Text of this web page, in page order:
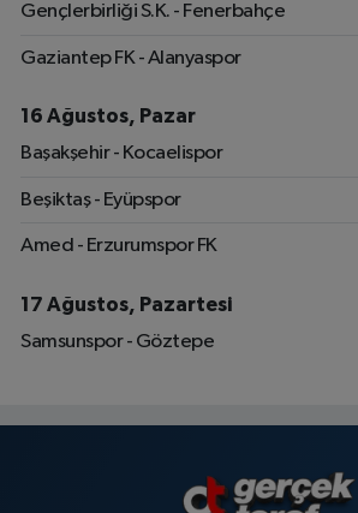
Gençlerbirliği S.K. - Fenerbahçe
Gaziantep FK - Alanyaspor
16 Ağustos, Pazar
Başakşehir - Kocaelispor
Beşiktaş - Eyüpspor
Amed - Erzurumspor FK
17 Ağustos, Pazartesi
Samsunspor - Göztepe